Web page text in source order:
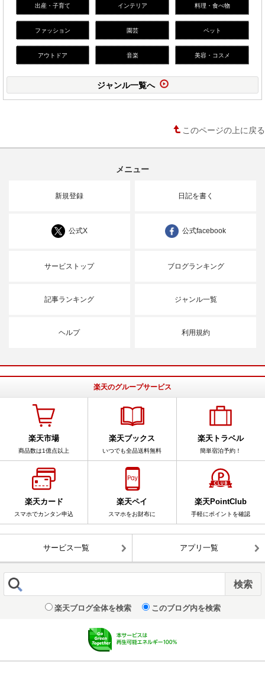
出産・子育て インテリア 料理・食べ物
ファッション 園芸 ペット
アウトドア 音楽 美容・コスメ
ジャンル一覧へ
このページの上に戻る
メニュー
新規登録 日記を書く
公式X 公式facebook
サービストップ ブログランキング
記事ランキング ジャンル一覧
ヘルプ 利用規約
楽天のグループサービス
楽天市場
商品数は1億点以上
楽天ブックス
いつでも全品送料無料
楽天トラベル
簡単宿泊予約！
楽天カード
スマホでカンタン申込
楽天ペイ
スマホをお財布に
楽天PointClub
手軽にポイントを確認
サービス一覧 アプリ一覧
楽天ブログ全体を検索 このブログ内を検索